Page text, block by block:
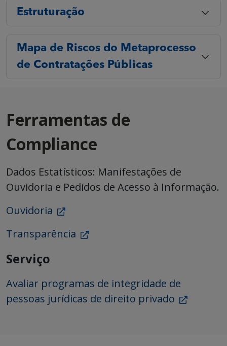
Estruturação
Mapa de Riscos do Metaprocesso
de Contratações Públicas
Ferramentas de
Compliance
Dados Estatísticos: Manifestações de
Ouvidoria e Pedidos de Acesso à Informação.
Ouvidoria
Transparência
Serviço
Avaliar programas de integridade de
pessoas jurídicas de direito privado